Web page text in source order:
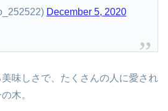
December 5, 2020
味しさで、たくさんの人に愛され
木。